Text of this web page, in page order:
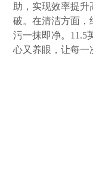
助，实现效率提升
破。在清洁方面，
污一抹即净。11.5
心又养眼，让每一